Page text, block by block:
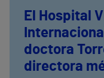
El Hospital
doctora
directora